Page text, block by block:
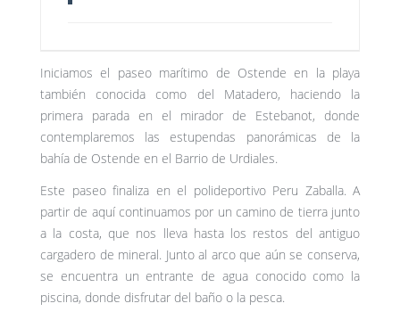
Iniciamos el paseo marítimo de Ostende en la playa
también conocida como del Matadero, haciendo la
primera parada en el mirador de Estebanot, donde
contemplaremos las estupendas panorámicas de la
bahía de Ostende en el Barrio de Urdiales.
Este paseo finaliza en el polideportivo Peru Zaballa. A
partir de aquí continuamos por un camino de tierra junto
a la costa, que nos lleva hasta los restos del antiguo
cargadero de mineral. Junto al arco que aún se conserva,
se encuentra un entrante de agua conocido como la
piscina, donde disfrutar del baño o la pesca.